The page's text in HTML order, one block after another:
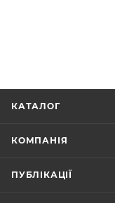
КАТАЛОГ
КОМПАНІЯ
ПУБЛІКАЦІЇ